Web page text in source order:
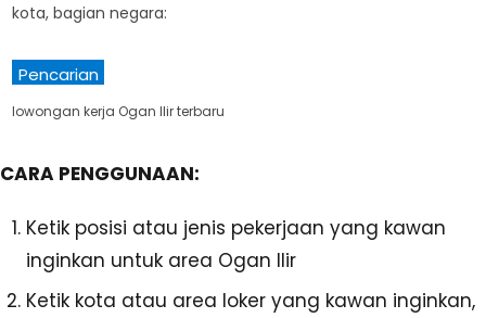
kota, bagian negara:
Pencarian
lowongan kerja Ogan Ilir terbaru
CARA PENGGUNAAN:
Ketik posisi atau jenis pekerjaan yang kawan
inginkan untuk area Ogan Ilir
Ketik kota atau area loker yang kawan inginkan,